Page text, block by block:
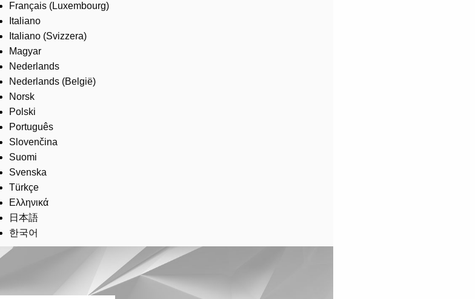
Français (Luxembourg)
Italiano
Italiano (Svizzera)
Magyar
Nederlands
Nederlands (België)
Norsk
Polski
Português
Slovenčina
Suomi
Svenska
Türkçe
Ελληνικά
日本語
한국어